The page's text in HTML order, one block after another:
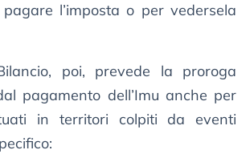
l’imposta o per vedersela
poi, prevede la proroga
pagamento dell’Imu anche per
in territori colpiti da eventi